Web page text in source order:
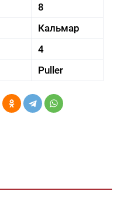
8
Кальмар
4
Puller